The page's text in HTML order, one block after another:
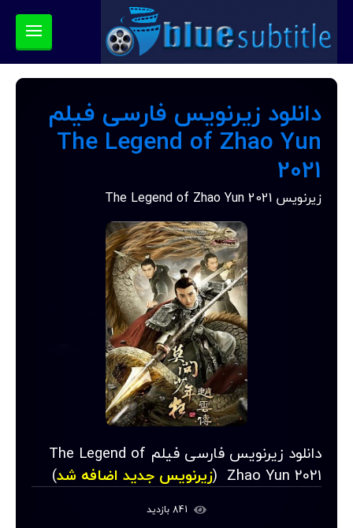
دانلود زیرنویس فارسی فیلم
The Legend of Zhao Yun
2021
زیرنویس The Legend of Zhao Yun 2021
دانلود زیرنویس فارسی فیلم The Legend of
Zhao Yun 2021 ( زیرنویس جدید اضافه شد)